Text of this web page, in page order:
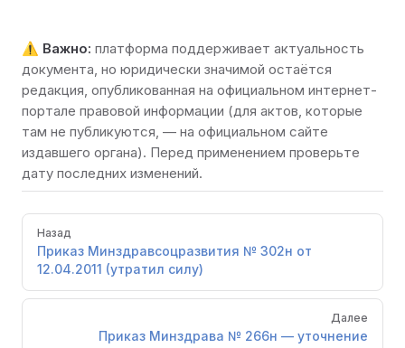
⚠️ Важно: платформа поддерживает актуальность
документа, но юридически значимой остаётся
редакция, опубликованная на официальном интернет-
портале правовой информации (для актов, которые
там не публикуются, — на официальном сайте
издавшего органа). Перед применением проверьте
дату последних изменений.
Pager
Назад
Приказ Минздравсоцразвития № 302н от
12.04.2011 (утратил силу)
Далее
Приказ Минздрава № 266н — уточнение